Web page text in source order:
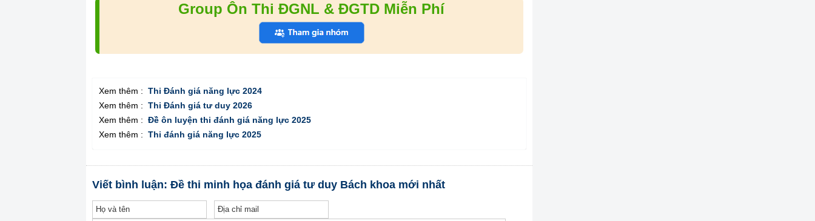
Group Ôn Thi ĐGNL & ĐGTD Miễn Phí
Xem thêm : Thi Đánh giá năng lực 2024
Xem thêm : Thi Đánh giá tư duy 2026
Xem thêm : Đề ôn luyện thi đánh giá năng lực 2025
Xem thêm : Thi đánh giá năng lực 2025
Viết bình luận: Đề thi minh họa đánh giá tư duy Bách khoa mới nhất